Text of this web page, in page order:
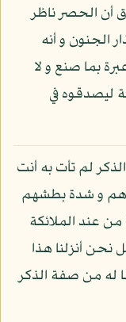
أن الحصر ناظر
الجنون و أنه
بما صنع و لا
ليصدقوه في
لم تأت به أنت
و شدة بطشهم
عند الملائكة
نحن أنزلنا هذا
له من صفة الذكر